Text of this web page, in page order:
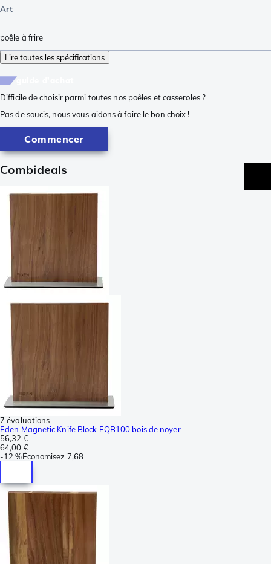
Art
poêle à frire
Lire toutes les spécifications
Difficile de choisir parmi toutes nos poêles et casseroles ?
Pas de soucis, nous vous aidons à faire le bon choix !
Commencer
Combideals
7 évaluations
Eden Magnetic Knife Block EQB100 bois de noyer
56,32 €
64,00 €
-12 %Économisez 7,68